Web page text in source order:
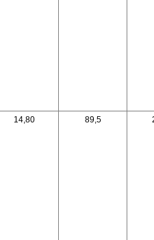
14,80 89,5